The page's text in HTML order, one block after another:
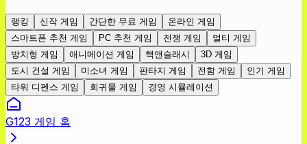
랭킹 신작 게임 간단한 무료 게임
온라인 게임
스마트폰 추천 게임
PC 추천 게임 전쟁 게임
멀티 게임
방치형 게임
애니메이션 게임 핵앤슬래시
3D 게임
도시 건설 게임
미소녀 게임 판타지 게임 전함 게임
인기 게임
타워 디펜스 게임
회귀물 게임 경영 시뮬레이션
G123 게임 홈